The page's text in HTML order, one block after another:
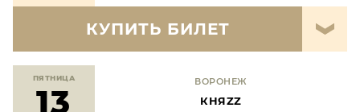
КУПИТЬ БИЛЕТ
ПЯТНИЦА
13
ВОРОНЕЖ
КНЯZZ